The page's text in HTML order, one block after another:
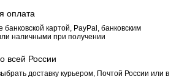
оплата
банковской картой, PayPal, банковским
наличными при получении
всей России
доставку курьером, Почтой России или в